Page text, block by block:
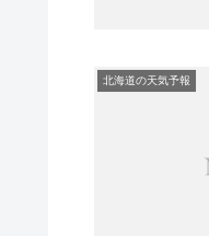
北海道の天気予報